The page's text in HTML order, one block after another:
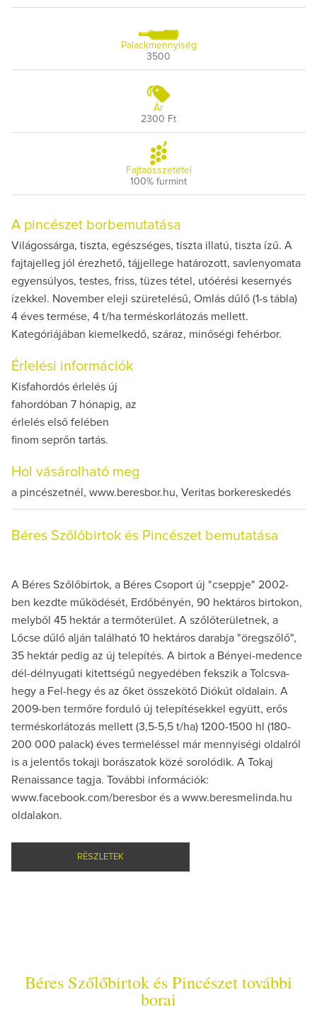
Palackmennyiség
3500
Ár
2300 Ft
Fajtaösszetétel
100% furmint
A pincészet borbemutatása
Világossárga, tiszta, egészséges, tiszta illatú, tiszta ízű. A
fajtajelleg jól érezhető, tájjellege határozott, savlenyomata
egyensúlyos, testes, friss, tüzes tétel, utóérési kesernyés
ízekkel. November eleji szüretelésű, Omlás dűlő (1-s tábla)
4 éves termése, 4 t/ha terméskorlátozás mellett.
Kategóriájában kiemelkedő, száraz, minőségi fehérbor.
Érlelési információk
Kisfahordós érlelés új
fahordóban 7 hónapig, az
érlelés első felében
finom seprőn tartás.
Hol vásárolható meg
a pincészetnél, www.beresbor.hu, Veritas borkereskedés
Béres Szőlőbirtok és Pincészet bemutatása
A Béres Szőlőbirtok, a Béres Csoport új "cseppje" 2002-
ben kezdte működését, Erdőbényén, 90 hektáros birtokon,
melyből 45 hektár a termőterület. A szőlőterületnek, a
Lőcse dűlő alján található 10 hektáros darabja "öregszőlő",
35 hektár pedig az új telepítés. A birtok a Bényei-medence
dél-délnyugati kitettségű negyedében fekszik a Tolcsva-
hegy a Fel-hegy és az őket összekötő Diókút oldalain. A
2009-ben termőre forduló új telepítésekkel együtt, erős
terméskorlátozás mellett (3,5-5,5 t/ha) 1200-1500 hl (180-
200 000 palack) éves termeléssel már mennyiségi oldalról
is a jelentős tokaji borászatok közé sorolódik. A Tokaj
Renaissance tagja. További információk:
www.facebook.com/beresbor és a www.beresmelinda.hu
oldalakon.
RÉSZLETEK
Béres Szőlőbirtok és Pincészet további
borai